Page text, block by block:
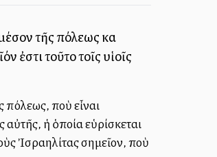
τῆς πόλεως καὶ
ἐστι τοῦτο τοῖς υἱοῖς
πόλεως, ποὺ εἶναι
ἡ ὁποία εὑρίσκεται
Ἰσραηλίτας σημεῖον, ποὺ